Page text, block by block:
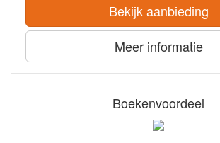
Bekijk aanbieding
Meer informatie
Boekenvoordeel